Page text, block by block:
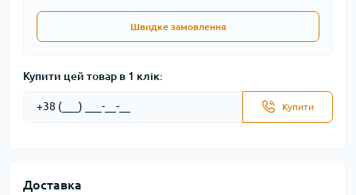
Швидке замовлення
Купити цей товар в 1 клік:
Купити
Доставка